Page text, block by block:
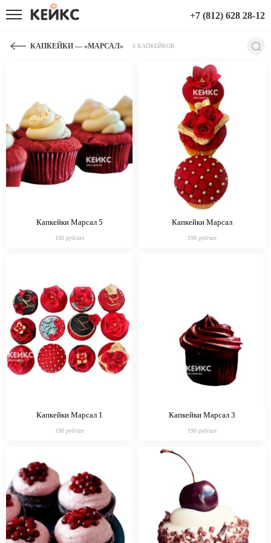
+7 (812) 628 28-12
КАПКЕЙКИ — «МАРСАЛ» 6 КАПКЕЙКОВ
Капкейки Марсал 5
190 руб/шт
Капкейки Марсал
190 руб/шт
Капкейки Марсал 1
190 руб/шт
Капкейки Марсал 3
190 руб/шт